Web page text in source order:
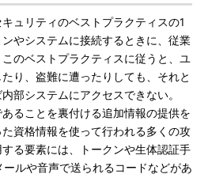
ュリティのベストプラクティスの1
やシステムに接続するときに、従業
のベストプラクティスに従うと、ユ
り、盗難に遭ったりしても、それと
部システムにアクセスできない。
ることを裏付ける追加情報の提供を
資格情報を使って行われる多くの攻
る要素には、トークンや生体認証手
ルや音声で送られるコードなどがあ